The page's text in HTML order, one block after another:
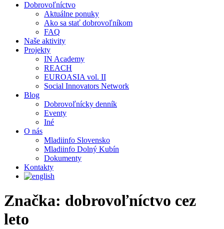
Dobrovoľníctvo
Aktuálne ponuky
Ako sa stať dobrovoľníkom
FAQ
Naše aktivity
Projekty
IN Academy
REACH
EUROASIA vol. II
Social Innovators Network
Blog
Dobrovoľnícky denník
Eventy
Iné
O nás
Mladiinfo Slovensko
Mladiinfo Dolný Kubín
Dokumenty
Kontakty
Značka: dobrovoľníctvo cez
leto